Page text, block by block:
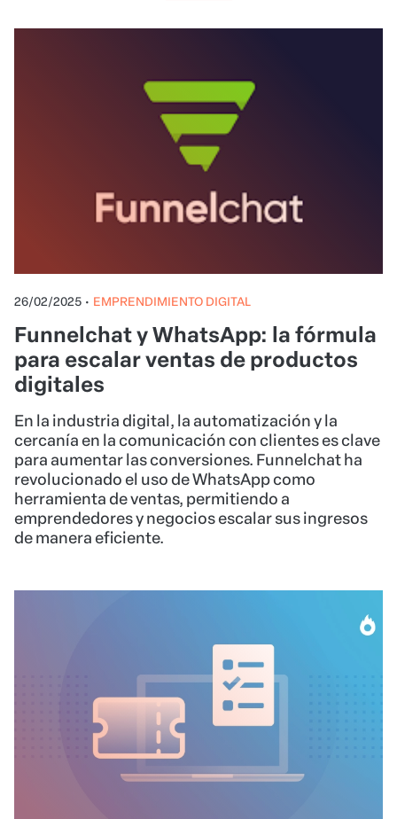
26/02/2025 • EMPRENDIMIENTO DIGITAL
Funnelchat y WhatsApp: la fórmula
para escalar ventas de productos
digitales
En la industria digital, la automatización y la
cercanía en la comunicación con clientes es clave
para aumentar las conversiones. Funnelchat ha
revolucionado el uso de WhatsApp como
herramienta de ventas, permitiendo a
emprendedores y negocios escalar sus ingresos
de manera eficiente.